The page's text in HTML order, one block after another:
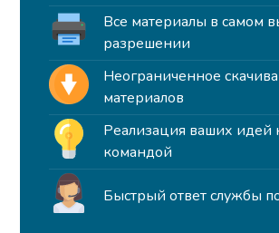
Все материалы в самом
разрешении
Неограниченное
материалов
Реализация ваших идей
командой
Быстрый ответ службы